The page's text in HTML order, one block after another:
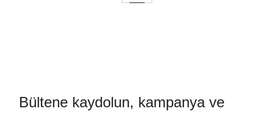
Bültene kaydolun, kampanya ve